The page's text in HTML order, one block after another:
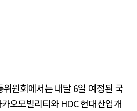
원회에서는 내달 6일 예정된 국
오모빌리티와 HDC 현대산업개